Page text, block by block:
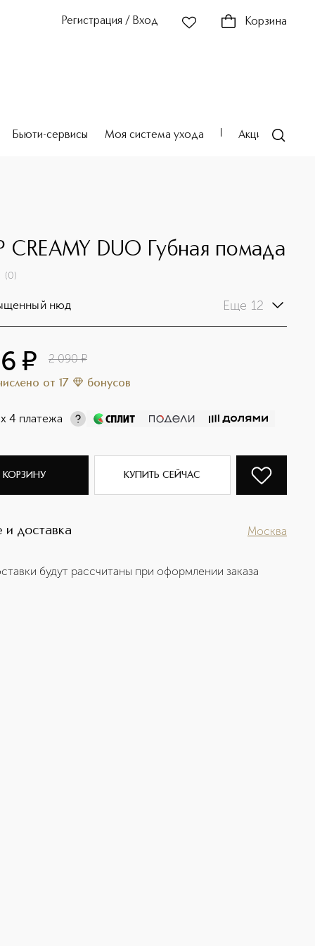
Регистрация / Вход Корзина
Бьюти-сервисы Моя система ухода Акции
CREAMY DUO Губная помада
(0)
нюд Еще 12
¤ 2 090 ¤
от 17 бонусов
х 4 платежа
КОРЗИНУ КУПИТЬ СЕЙЧАС
и доставка Москва
будут рассчитаны при оформлении заказа